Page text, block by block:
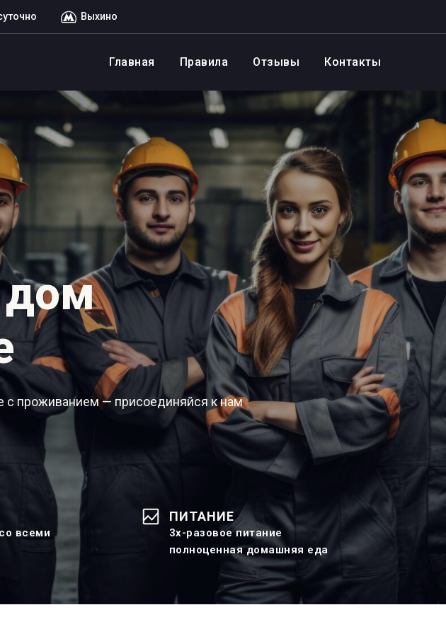
Выхино
Главная Правила Отзывы Контакты
дом
с проживанием — присоединяйся к нам
всеми
ПИТАНИЕ
3х-разовое питание
полноценная домашняя еда